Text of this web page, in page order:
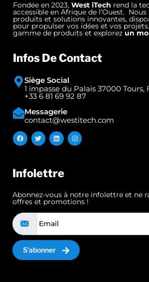
Fondée en 2023, West iTech rend la
accessible en Afrique de l’Ouest.
produits et solutions innovantes,
pour propulser vos idées et vos
gamme de produits et explorezun
Infos De Contact
Siège Social
1 impasse du Palais 37000 Tours,
+33 6 81 69 92 87
Messagerie
contact@westitech.com
Infolettre
Abonnez-vous à notre infolettre et ne
offres et promotions !
S'abonner